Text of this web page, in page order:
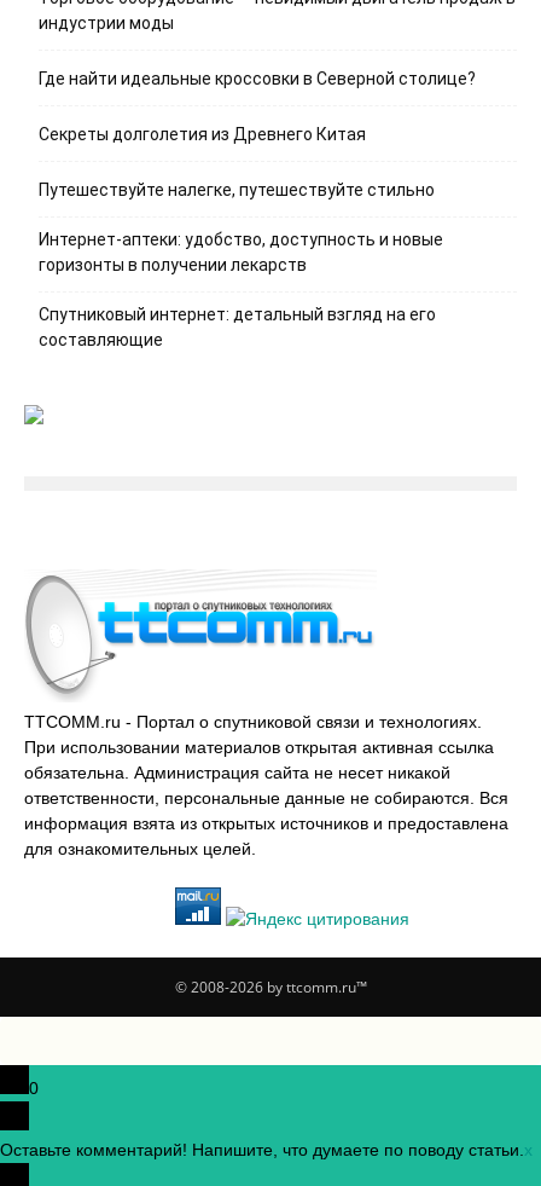
индустрии моды
Где найти идеальные кроссовки в Северной столице?
Секреты долголетия из Древнего Китая
Путешествуйте налегке, путешествуйте стильно
Интернет-аптеки: удобство, доступность и новые
горизонты в получении лекарств
Спутниковый интернет: детальный взгляд на его
составляющие
TTCOMM.ru - Портал о спутниковой связи и технологиях.
При использовании материалов открытая активная ссылка
обязательна. Администрация сайта не несет никакой
ответственности, персональные данные не собираются. Вся
информация взята из открытых источников и предоставлена
для ознакомительных целей.
© 2008-2026 by ttcomm.ru™
0
Оставьте комментарий! Напишите, что думаете по поводу статьи. x